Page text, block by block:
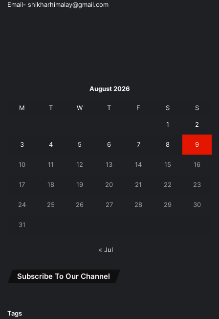
Email- shikharhimalay@gmail.com
August 2026
M T W T F S S
1 2
3 4 5 6 7 8 9
10 11 12 13 14 15 16
17 18 19 20 21 22 23
24 25 26 27 28 29 30
31
« Jul
Subscribe To Our Channel
Tags